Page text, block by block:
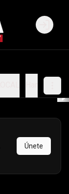
Login
Únete